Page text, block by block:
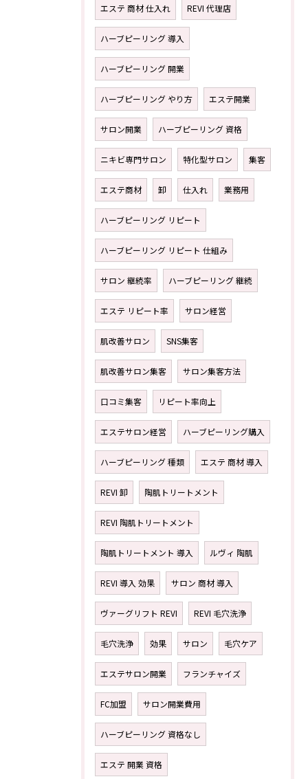
エステ 商材 仕入れ REVI 代理店
ハーブピーリング 導入
ハーブピーリング 開業
ハーブピーリング やり方 エステ開業
サロン開業 ハーブピーリング 資格
ニキビ専門サロン 特化型サロン 集客
エステ商材 卸 仕入れ 業務用
ハーブピーリング リピート
ハーブピーリング リピート 仕組み
サロン 継続率 ハーブピーリング 継続
エステ リピート率 サロン経営
肌改善サロン SNS集客
肌改善サロン集客 サロン集客方法
口コミ集客 リピート率向上
エステサロン経営 ハーブピーリング購入
ハーブピーリング 種類 エステ 商材 導入
REVI 卸 陶肌トリートメント
REVI 陶肌トリートメント
陶肌トリートメント 導入 ルヴィ 陶肌
REVI 導入 効果 サロン 商材 導入
ヴァーグリフト REVI REVI 毛穴洗浄
毛穴洗浄 効果 サロン 毛穴ケア
エステサロン開業 フランチャイズ
FC加盟 サロン開業費用
ハーブピーリング 資格なし
エステ 開業 資格